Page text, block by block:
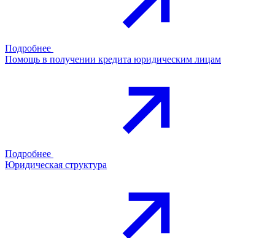
Подробнее
Помощь в получении кредита юридическим лицам
Подробнее
Юридическая структура